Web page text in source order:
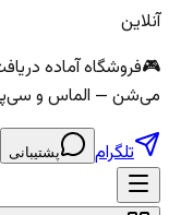
آنلاین
🎮فروشگاه آماده
می‌شن — الماس و سی‌پی رو در کمتر
تلگرام پشتیبانی